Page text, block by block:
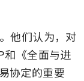
他们认为，对
和《全面与进
协定的重要